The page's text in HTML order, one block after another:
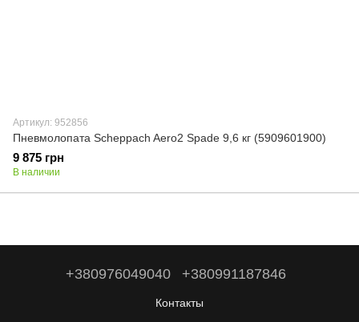
Артикул: 952856
Пневмолопата Scheppach Aero2 Spade 9,6 кг (5909601900)
9 875 грн
В наличии
+380976049040 +380991187846
Контакты